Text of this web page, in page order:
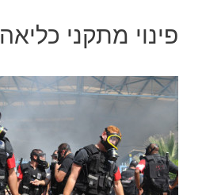
פינוי מתקני כליאה